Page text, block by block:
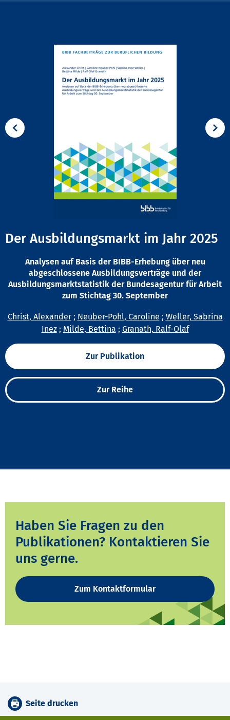
Der Ausbildungsmarkt im Jahr 2025
Analysen auf Basis der BIBB-Erhebung über neu
abgeschlossene Ausbildungsverträge und der
Ausbildungsmarktstatistik der Bundesagentur für Arbeit
zum Stichtag 30. September
Christ, Alexander; Neuber-Pohl, Caroline ; Weller, Sabrina
Inez; Milde, Bettina ; Granath, Ralf-Olaf
Zur Publikation
Zur Reihe
Haben Sie Fragen zu den
Publikationen? Kontaktieren Sie
uns gerne.
Zum Kontaktformular
Seite drucken